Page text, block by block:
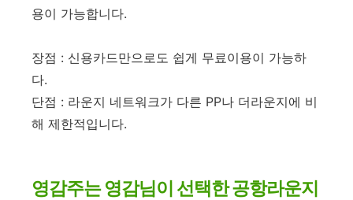
용이 가능합니다.
장점 : 신용카드만으로도 쉽게 무료이용이 가능하
다.
단점 : 라운지 네트워크가 다른 PP나 더라운지에 비
해 제한적입니다.
영감주는 영감님이 선택한 공항라운지